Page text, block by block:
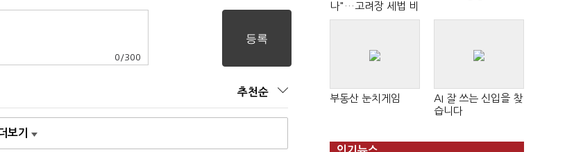
0 /300
추천순
보기
나"…고려장 세법 비
판 확산
부동산 눈치게임
AI 잘 쓰는 신입을 찾
습니다